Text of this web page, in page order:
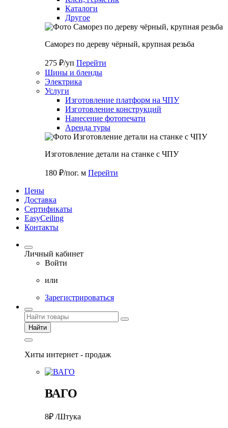
Каталоги
Другое
Саморез по дереву чёрный, крупная резьба
275 ₽/уп Перейти
Шины и бленды
Электрика
Услуги
Изготовление платформ на ЧПУ
Изготовление конструкций
Нанесение фотопечати
Аренда туры
Изготовление детали на станке с ЧПУ
180 ₽/пог. м Перейти
Цены
Доставка
Cертификаты
EasyCeiling
Контакты
Личный кабинет
Войти
или
Зарегистрироваться
Найти
Хиты интернет - продаж
ВАГО
8₽ /Штука